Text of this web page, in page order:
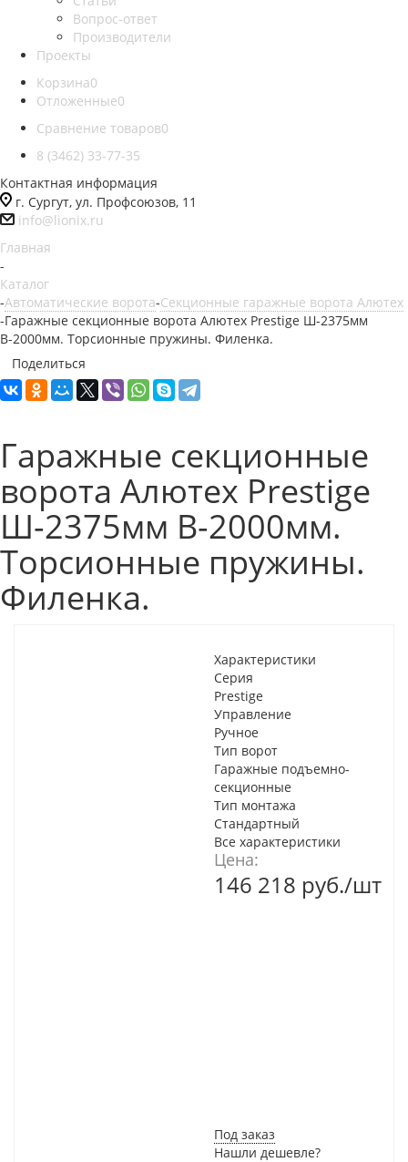
Вопрос-ответ
Производители
Проекты
Корзина0
Отложенные0
Сравнение товаров0
8 (3462) 33-77-35
Контактная информация
г. Сургут, ул. Профсоюзов, 11
info@lionix.ru
Главная
-
Каталог
-Автоматические ворота-Секционные гаражные ворота Алютех
-Гаражные секционные ворота Алютех Prestige Ш-2375мм
В-2000мм. Торсионные пружины. Филенка.
Поделиться
Гаражные секционные
ворота Алютех Prestige
Ш-2375мм В-2000мм.
Торсионные пружины.
Филенка.
Характеристики
Серия
Prestige
Управление
Ручное
Тип ворот
Гаражные подъемно-
секционные
Тип монтажа
Стандартный
Все характеристики
Цена:
146 218 руб./шт
Под заказ
Нашли дешевле?